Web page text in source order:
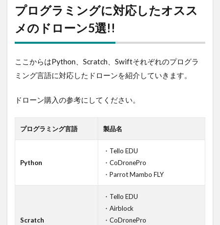
プログラミングに対応したオスス
メのドローン5選!!
ここからはPython、Scratch、Swiftそれぞれのプログラ
ミング言語に対応したドローンを紹介していきます。
ドローン購入の参考にしてください。
プログラミング言語 製品名
Python
・Tello EDU
・CoDronePro
・Parrot Mambo FLY
Scratch
・Tello EDU
・Airblock
・CoDronePro